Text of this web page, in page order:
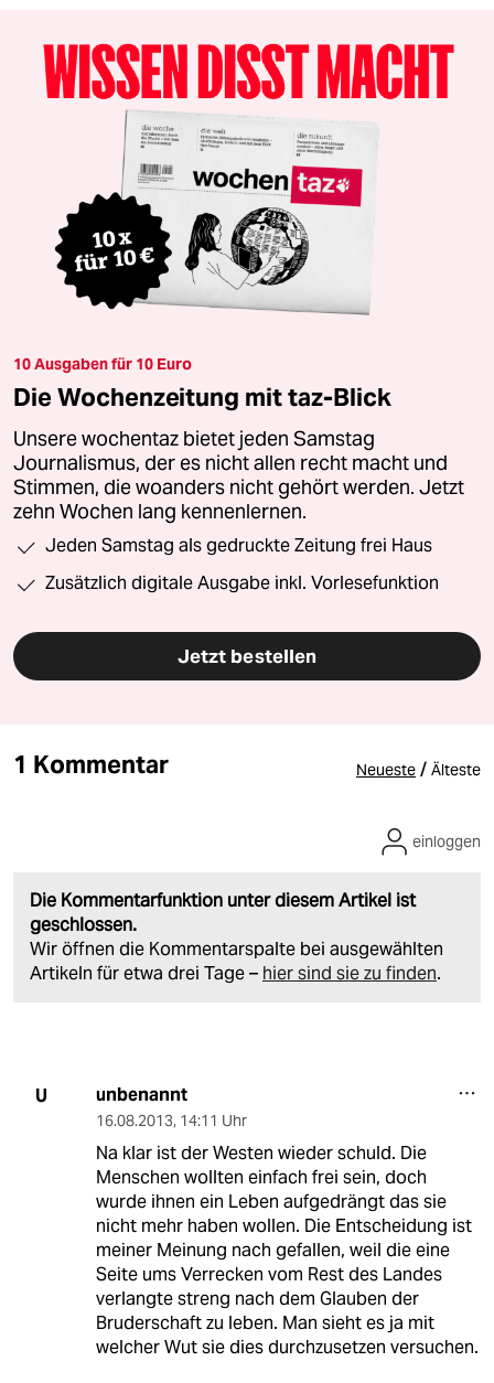
10 Ausgaben für 10 Euro
Die Wochenzeitung mit taz-Blick
Unsere wochentaz bietet jeden Samstag
Journalismus, der es nicht allen recht macht und
Stimmen, die woanders nicht gehört werden. Jetzt
zehn Wochen lang kennenlernen.
Jeden Samstag als gedruckte Zeitung frei Haus
Zusätzlich digitale Ausgabe inkl. Vorlesefunktion
Jetzt bestellen
1 Kommentar Neueste / Älteste
Die Kommentarfunktion unter diesem Artikel ist
geschlossen.
Wir öffnen die Kommentarspalte bei ausgewählten
Artikeln für etwa drei Tage – hier sind sie zu finden.
einloggen
U unbenannt
16.08.2013, 14:11 Uhr
Na klar ist der Westen wieder schuld. Die
Menschen wollten einfach frei sein, doch
wurde ihnen ein Leben aufgedrängt das sie
nicht mehr haben wollen. Die Entscheidung ist
meiner Meinung nach gefallen, weil die eine
Seite ums Verrecken vom Rest des Landes
verlangte streng nach dem Glauben der
Bruderschaft zu leben. Man sieht es ja mit
welcher Wut sie dies durchzusetzen versuchen.